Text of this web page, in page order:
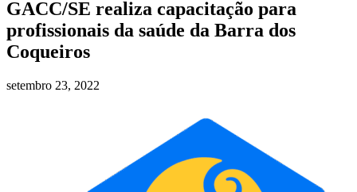
GACC/SE realiza capacitação para
profissionais da saúde da Barra dos
Coqueiros
setembro 23, 2022